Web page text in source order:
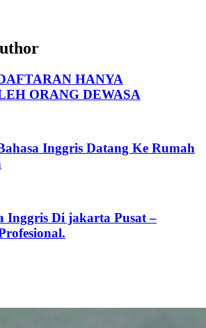
HANYA
ORANG DEWASA
Inggris Datang Ke Rumah
Inggris Di jakarta Pusat –